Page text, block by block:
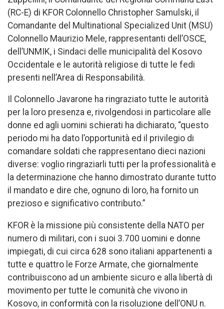
(RC-E) di KFOR Colonnello Christopher Samulski, il
Comandante del Multinational Specialized Unit (MSU)
Colonnello Maurizio Mele, rappresentanti dell’OSCE,
dell’UNMIK, i Sindaci delle municipalità del Kosovo
Occidentale e le autorità religiose di tutte le fedi
presenti nell’Area di Responsabilità.
Il Colonnello Javarone ha ringraziato tutte le autorità
per la loro presenza e, rivolgendosi in particolare alle
donne ed agli uomini schierati ha dichiarato, “questo
periodo mi ha dato l’opportunità ed il privilegio di
comandare soldati che rappresentano dieci nazioni
diverse: voglio ringraziarli tutti per la professionalità e
la determinazione che hanno dimostrato durante tutto
il mandato e dire che, ognuno di loro, ha fornito un
prezioso e significativo contributo.”
KFOR è la missione più consistente della NATO per
numero di militari, con i suoi 3.700 uomini e donne
impiegati, di cui circa 628 sono italiani appartenenti a
tutte e quattro le Forze Armate, che giornalmente
contribuiscono ad un ambiente sicuro e alla libertà di
movimento per tutte le comunità che vivono in
Kosovo, in conformità con la risoluzione dell’ONU n.